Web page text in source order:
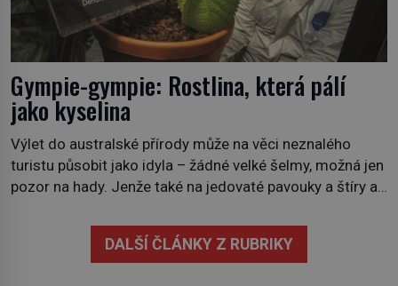
Gympie-gympie: Rostlina, která pálí
jako kyselina
Výlet do australské přírody může na věci neznalého
turistu působit jako idyla – žádné velké šelmy, možná jen
pozor na hady. Jenže také na jedovaté pavouky a štíry a
Stačí letmý dotyk a ozve se pronikavá bolest, která
přetrvává i týdny. Nenápadný tento […]
DALŠÍ ČLÁNKY Z RUBRIKY